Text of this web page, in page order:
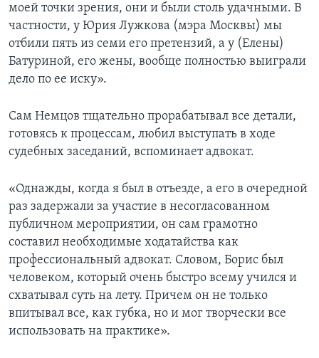
моей точки зрения, они и были столь удачными. В
частности, у Юрия Лужкова (мэра Москвы) мы
отбили пять из семи его претензий, а у (Елены)
Батуриной, его жены, вообще полностью выиграли
дело по ее иску».
Сам Немцов тщательно прорабатывал все детали,
готовясь к процессам, любил выступать в ходе
судебных заседаний, вспоминает адвокат.
«Однажды, когда я был в отъезде, а его в очередной
раз задержали за участие в несогласованном
публичном мероприятии, он сам грамотно
составил необходимые ходатайства как
профессиональный адвокат. Словом, Борис был
человеком, который очень быстро всему учился и
схватывал суть на лету. Причем он не только
впитывал все, как губка, но и мог творчески все
использовать на практике».